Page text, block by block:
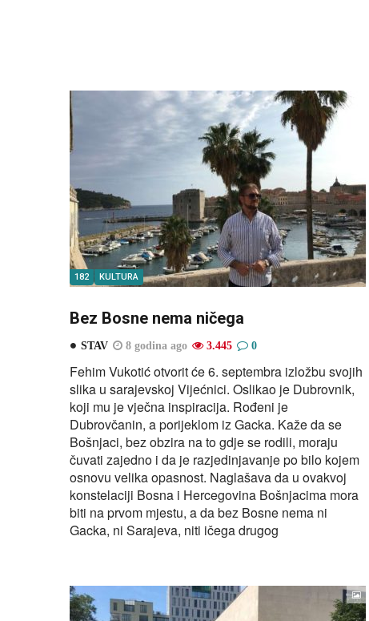
182 KULTURA
Bez Bosne nema ničega
STAV 8 godina ago 3.445 0
Fehim Vukotić otvorit će 6. septembra izložbu svojih
slika u sarajevskoj Vijećnici. Oslikao je Dubrovnik,
koji mu je vječna inspiracija. Rođeni je
Dubrovčanin, a porijeklom iz Gacka. Kaže da se
Bošnjaci, bez obzira na to gdje se rodili, moraju
čuvati zajedno i da je razjedinjavanje po bilo kojem
osnovu velika opasnost. Naglašava da u ovakvoj
konstelaciji Bosna i Hercegovina Bošnjacima mora
biti na prvom mjestu, a da bez Bosne nema ni
Gacka, ni Sarajeva, niti ičega drugog